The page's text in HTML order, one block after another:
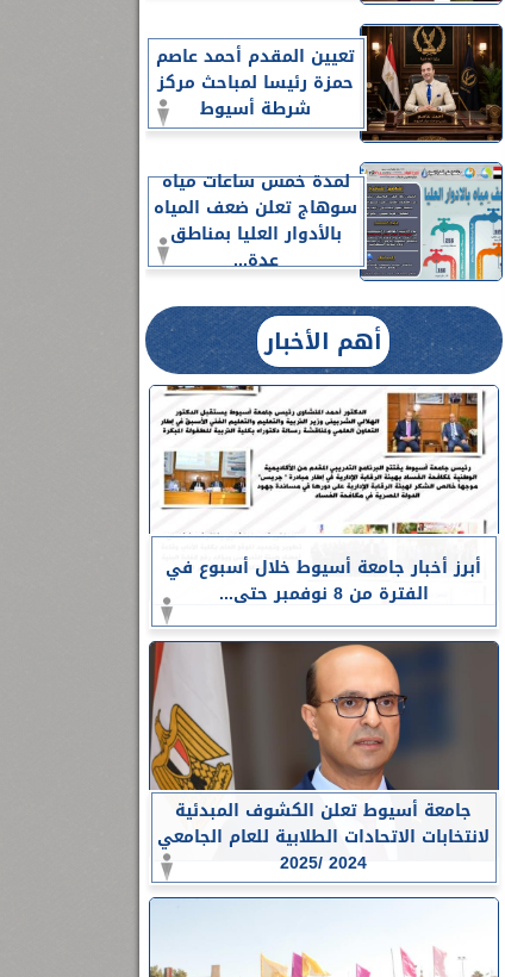
تعيين المقدم أحمد عاصم
حمزة رئيسا لمباحث مركز
شرطة أسيوط
لمدة خمس ساعات مياه
سوهاج تعلن ضعف المياه
بالأدوار العليا بمناطق
عدة...
أهم الأخبار
أبرز أخبار جامعة أسيوط خلال أسبوع في
الفترة من 8 نوفمبر حتى...
جامعة أسيوط تعلن الكشوف المبدئية
لانتخابات الاتحادات الطلابية للعام الجامعي
2024 /2025